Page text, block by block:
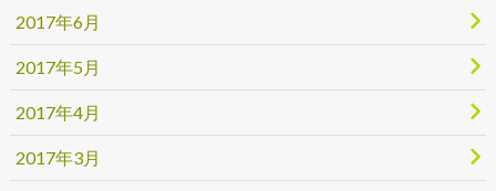
2017年6月
2017年5月
2017年4月
2017年3月